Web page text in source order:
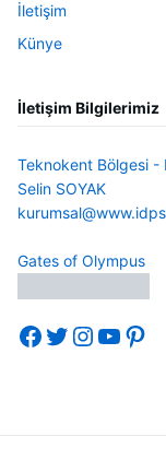
İletişim
Künye
İletişim Bilgilerimiz
Teknokent Bölgesi -
Selin SOYAK
Gates of Olympus
Facebook
Twitter